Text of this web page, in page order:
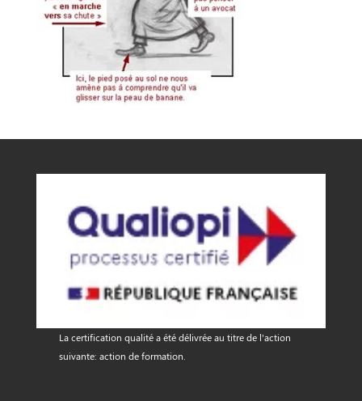
La certification qualité a été délivrée au titre de l'action
suivante: action de formation.